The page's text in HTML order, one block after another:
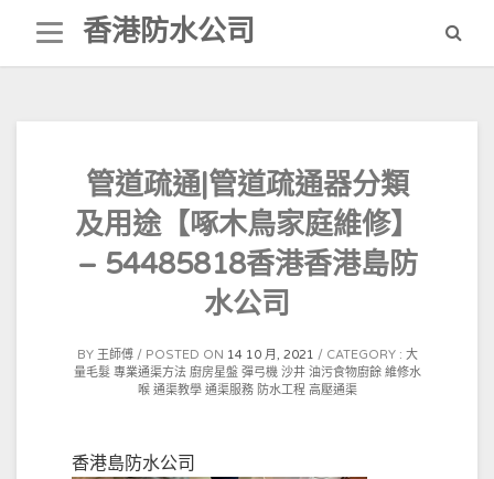
content
香港防水公司
管道疏通|管道疏通器分類
及用途【啄木鳥家庭維修】
– 54485818香港香港島防
水公司
BY 王師傅 POSTED ON 14 10 月, 2021 CATEGORY : 大
量毛髮 專業通渠方法 廚房星盤 彈弓機 沙井 油污食物廚餘 維修水
喉 通渠教學 通渠服務 防水工程 高壓通渠
香港島防水公司